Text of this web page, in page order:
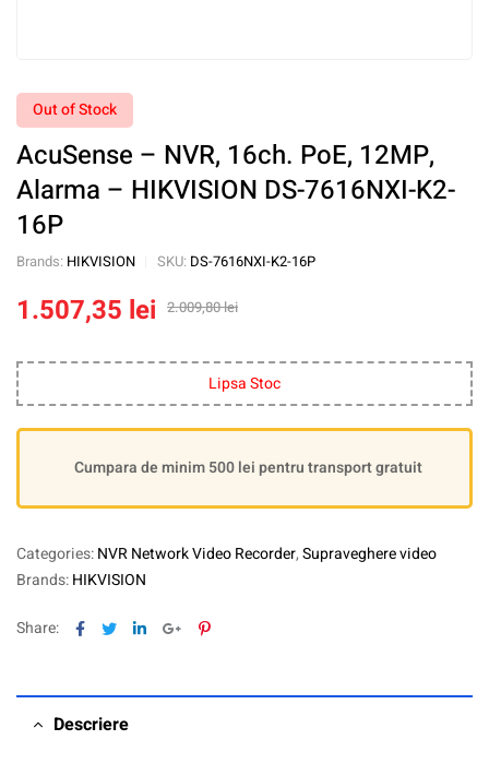
Out of Stock
AcuSense – NVR, 16ch. PoE, 12MP,
Alarma – HIKVISION DS-7616NXI-K2-
16P
Brands: HIKVISION SKU: DS-7616NXI-K2-16P
2.009,80lei
1.507,35 lei
Lipsa Stoc
Cumpara de minim 500 lei pentru transport gratuit
Categories:NVR Network Video Recorder,Supraveghere video
Brands:HIKVISION
Share: Facebook
TwitterLinkedinGoogle+Pinterest
Descriere